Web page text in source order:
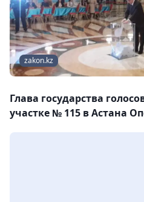
zakon.kz
Глава государства
участке № 115 в Астана